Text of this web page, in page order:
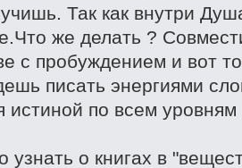
Так как внутри
же делать ?
с пробуждением и вот
писать энергиями
истиной по всем
узнать о книгах в